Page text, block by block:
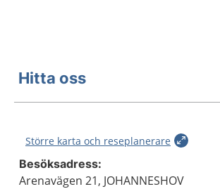
Hitta oss
Större karta och reseplanerare
Besöksadress:
Arenavägen 21, JOHANNESHOV